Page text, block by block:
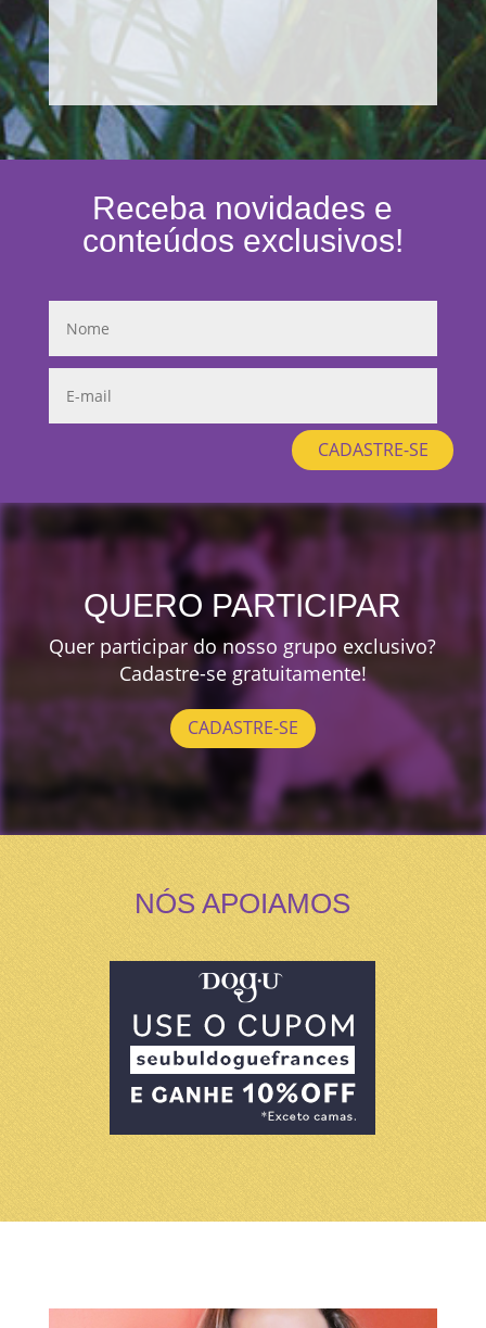
Receba novidades e
conteúdos exclusivos!
CADASTRE-SE
QUERO PARTICIPAR
Quer participar do nosso grupo exclusivo?
Cadastre-se gratuitamente!
CADASTRE-SE
NÓS APOIAMOS